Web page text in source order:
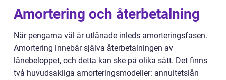
Amortering och återbetalning
När pengarna väl är utlånade inleds amorteringsfasen.
Amortering innebär själva återbetalningen av
lånebeloppet, och detta kan ske på olika sätt. Det finns
två huvudsakliga amorteringsmodeller: annuitetslån